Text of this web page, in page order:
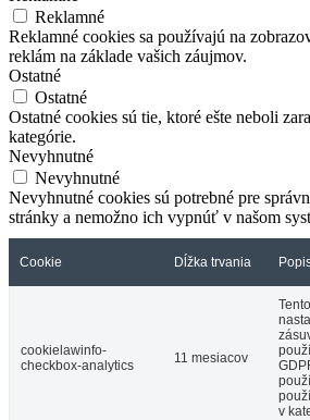
Reklamné
Reklamné cookies sa používajú na
reklám na základe vašich záujmov.
Ostatné
Ostatné
Ostatné cookies sú tie, ktoré ešte neboli
kategórie.
Nevyhnutné
Nevyhnutné
Nevyhnutné cookies sú potrebné pre
stránky a nemožno ich vypnúť v našom
Cookie Dĺžka trvania
cookielawinfo-
checkbox-analytics
11 mesiacov
v